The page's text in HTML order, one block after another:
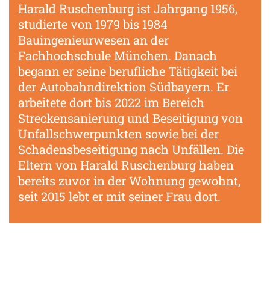
Harald Ruschenburg ist Jahrgang 1956,
studierte von 1979 bis 1984
Bauingenieurwesen an der
Fachhochschule München. Danach
begann er seine berufliche Tätigkeit bei
der Autobahndirektion Südbayern. Er
arbeitete dort bis 2022 im Bereich
Streckensanierung und Beseitigung von
Unfallschwerpunkten sowie bei der
Schadensbeseitigung nach Unfällen. Die
Eltern von Harald Ruschenburg haben
bereits zuvor in der Wohnung gewohnt,
seit 2015 lebt er mit seiner Frau dort.